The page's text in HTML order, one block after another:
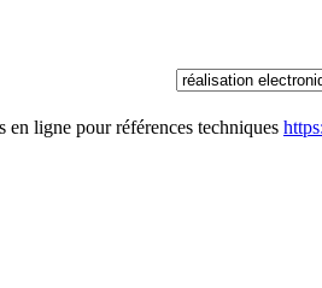
en ligne pour références techniques